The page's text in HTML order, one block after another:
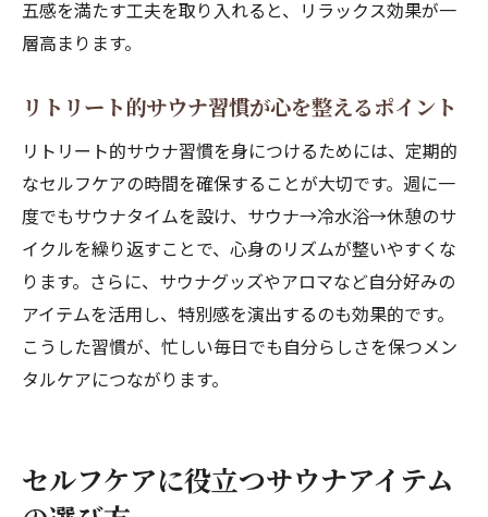
五感を満たす工夫を取り入れると、リラックス効果が一
層高まります。
リトリート的サウナ習慣が心を整えるポイント
リトリート的サウナ習慣を身につけるためには、定期的
なセルフケアの時間を確保することが大切です。週に一
度でもサウナタイムを設け、サウナ→冷水浴→休憩のサ
イクルを繰り返すことで、心身のリズムが整いやすくな
ります。さらに、サウナグッズやアロマなど自分好みの
アイテムを活用し、特別感を演出するのも効果的です。
こうした習慣が、忙しい毎日でも自分らしさを保つメン
タルケアにつながります。
セルフケアに役立つサウナアイテム